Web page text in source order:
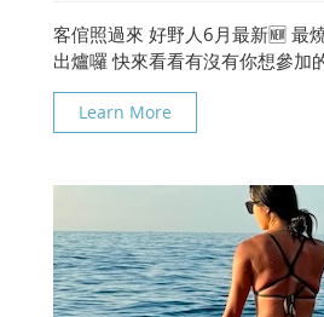
客倌照過來 好野人6月最新🆕 最
出爐囉 快來看看有沒有你想參加
的也請密一下小編為你開新團 請
@wilds 熱情為你服務 PS 老顧客報
Learn More